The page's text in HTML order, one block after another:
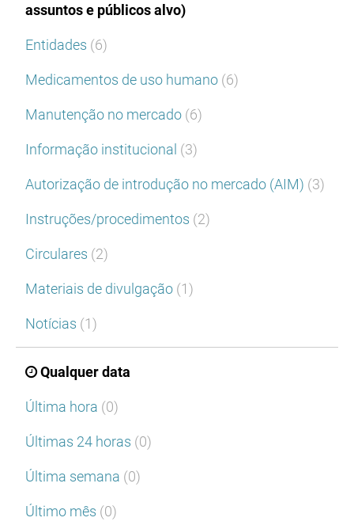
assuntos e públicos alvo)
Entidades (6)
Medicamentos de uso humano (6)
Manutenção no mercado (6)
Informação institucional (3)
Autorização de introdução no mercado (AIM) (3)
Instruções/procedimentos (2)
Circulares (2)
Materiais de divulgação (1)
Notícias (1)
Qualquer data
Última hora (0)
Últimas 24 horas (0)
Última semana (0)
Último mês (0)